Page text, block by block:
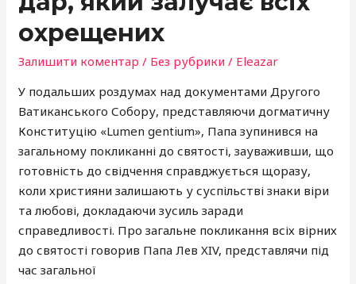
охрещених
Залишити коментар / Без рубрики / Eleazar
У подальших роздумах над документами Другого
Ватиканського Собору, представляючи догматичну
Конституцію «Lumen gentium», Папа зупинився на
загальному покликанні до святості, зауваживши, що
готовність до свідчення справджується щоразу,
коли християни залишають у суспільстві знаки віри
та любові, докладаючи зусиль заради
справедливості. Про загальне покликання всіх вірних
до святості говорив Папа Лев XIV, представлячи під
час загальної